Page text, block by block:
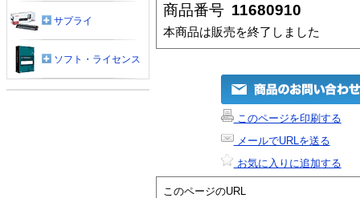
商品番号 11680910
本商品は販売を終了しました
このページを印刷する
メールでURLを送る
お気に入りに追加する
このページのURL
サプライ
ソフト・ライセンス